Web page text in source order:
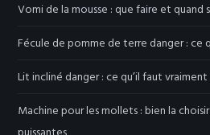
Vomi de la mousse : que faire et quand
Fécule de pomme de terre danger : ce
Lit incliné danger : ce qu’il faut
Machine pour les mollets : bien la